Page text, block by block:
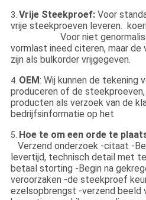
3. Vrije Steekproef:Voor
vrije steekproeven leveren.
Voor niet
vormlast ineed citeren, maar
zijn als bulkorder vrijgegeven.
4. OEM: Wij kunnen de tekening
produceren of de
producten als verzoek van de
bedrijfsinformatie op het
5. Hoe te om een orde te
Verzend onderzoek -citaat -
levertijd, technisch detail met
betaal storting -Begin na
veroorzaken -de steekproef
ezelsopbrengst -verzend beeld